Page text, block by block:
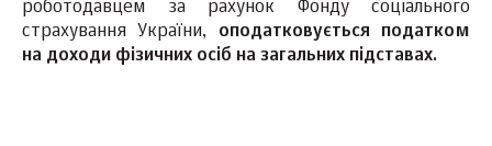
роботодавцем за рахунок Фонду соціального
страхування України, оподатковується податком
на доходи фізичних осіб на загальних підставах.